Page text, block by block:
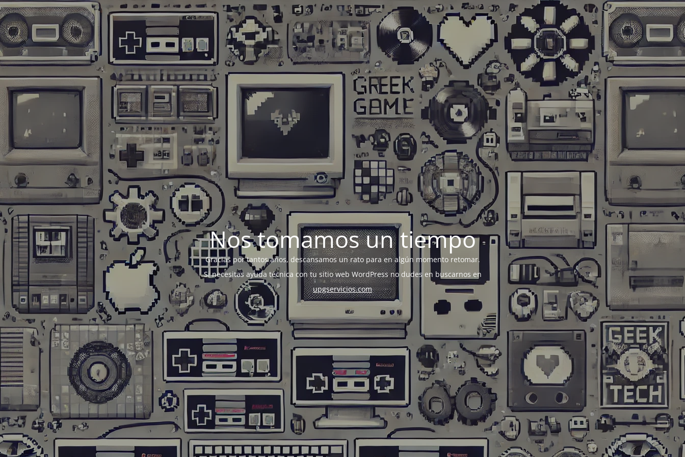
Nos tomamos un tiempo
Gracias por tantos años, descansamos un rato para en algún momento retomar.
Si necesitas ayuda técnica con tu sitio web WordPress no dudes en buscarnos en
upgservicios.com